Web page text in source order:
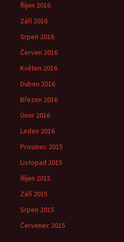
Říjen 2016
Září 2016
Srpen 2016
Červen 2016
Květen 2016
Duben 2016
Březen 2016
Únor 2016
Leden 2016
Prosinec 2015
Listopad 2015
Říjen 2015
Září 2015
Srpen 2015
Červenec 2015